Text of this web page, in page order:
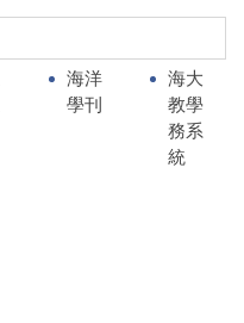
海洋
學刊
海大
教學
務系
統